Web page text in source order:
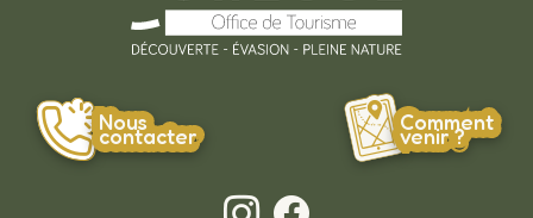
Nous
contacter
Comment
venir ?